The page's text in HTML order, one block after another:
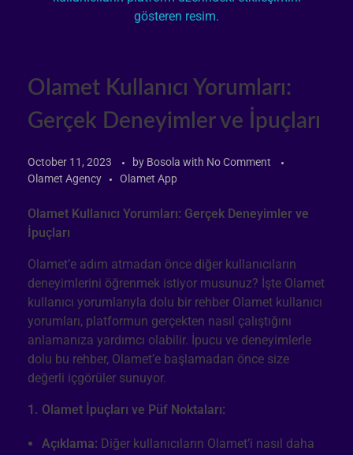
Olamet Kullanıcı Yorumları:
Gerçek Deneyimler ve İpuçları
October 11, 2023 by Bosola with No Comment
Olamet Agency
Olamet App
Olamet Kullanıcı Yorumları: Gerçek Deneyimler ve
İpuçları
Olamet’e adım atmadan önce diğer kullanıcıların
deneyimlerini öğrenmek istiyor musunuz? İşte Olamet
kullanıcı yorumlarıyla dolu bir rehber Olamet kullanıcı
yorumları, platformun gerçekten nasıl çalıştığını
anlamanıza yardımcı olabilir. İpucu ve deneyimlerle
dolu bu rehber, Olamet’e başlamadan önce size
değerli içgörüler sunuyor.
1. Olamet İpuçları ve Püf Noktaları:
Açıklama: Diğer kullanıcıların Olamet’i nasıl daha